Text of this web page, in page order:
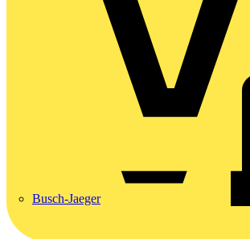
Busch-Jaeger